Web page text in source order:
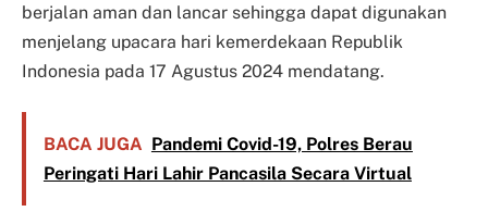
berjalan aman dan lancar sehingga dapat digunakan
menjelang upacara hari kemerdekaan Republik
Indonesia pada 17 Agustus 2024 mendatang.
BACA JUGA Pandemi Covid-19, Polres Berau
Peringati Hari Lahir Pancasila Secara Virtual